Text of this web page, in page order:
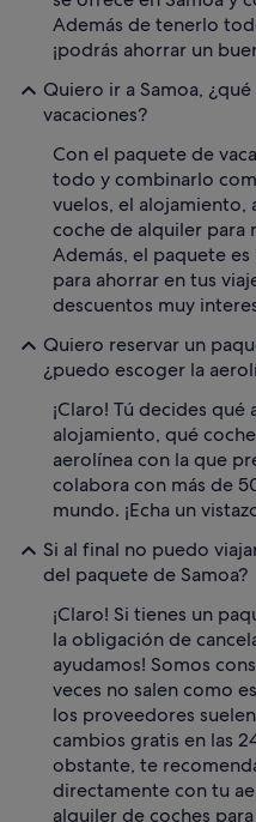
Además de tenerlo
¡podrás ahorrar un
Quiero ir a Samoa,
vacaciones?
Con el paquete de
todo y combinarlo
vuelos, el alojamiento,
coche de alquiler para
Además, el paquete
para ahorrar en tus
descuentos muy
Quiero reservar un
¿puedo escoger la
¡Claro! Tú decides
alojamiento, qué
aerolínea con la que
colabora con más de
mundo. ¡Echa un
Si al final no puedo
del paquete de Samoa?
¡Claro! Si tienes un
la obligación de
ayudamos! Somos
veces no salen como
los proveedores
cambios gratis en las
obstante, te
directamente con tu
alquiler de coches